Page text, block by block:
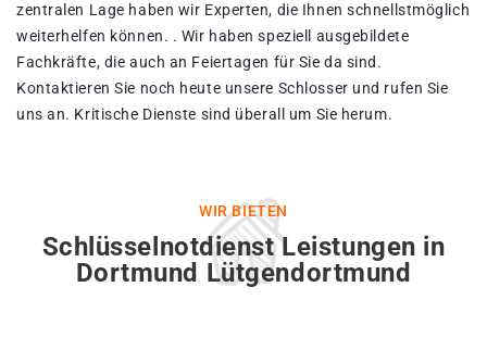
zentralen Lage haben wir Experten, die Ihnen schnellstmöglich
weiterhelfen können. . Wir haben speziell ausgebildete
Fachkräfte, die auch an Feiertagen für Sie da sind.
Kontaktieren Sie noch heute unsere Schlosser und rufen Sie
uns an. Kritische Dienste sind überall um Sie herum.
WIR BIETEN
Schlüsselnotdienst Leistungen in
Dortmund Lütgendortmund